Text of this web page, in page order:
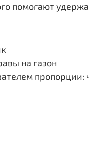
помогают
на газон
пропорции: